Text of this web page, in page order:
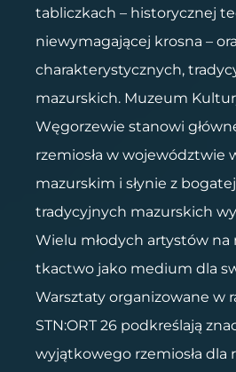
tabliczkach – historycznej
niewymagającej krosna –
charakterystycznych,
mazurskich. Muzeum
Węgorzewie stanowi
rzemiosła w województwie
mazurskim i słynie z
tradycyjnych mazurskich
Wielu młodych artystów na
tkactwo jako medium dla
Warsztaty organizowane w
STN:ORT 26 podkreślają
wyjątkowego rzemiosła dla